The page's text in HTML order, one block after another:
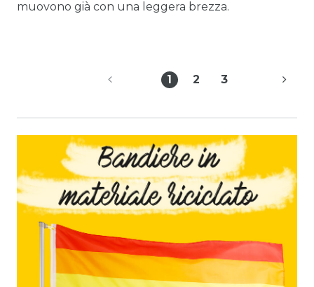
muovono già con una leggera brezza.
1 2 3